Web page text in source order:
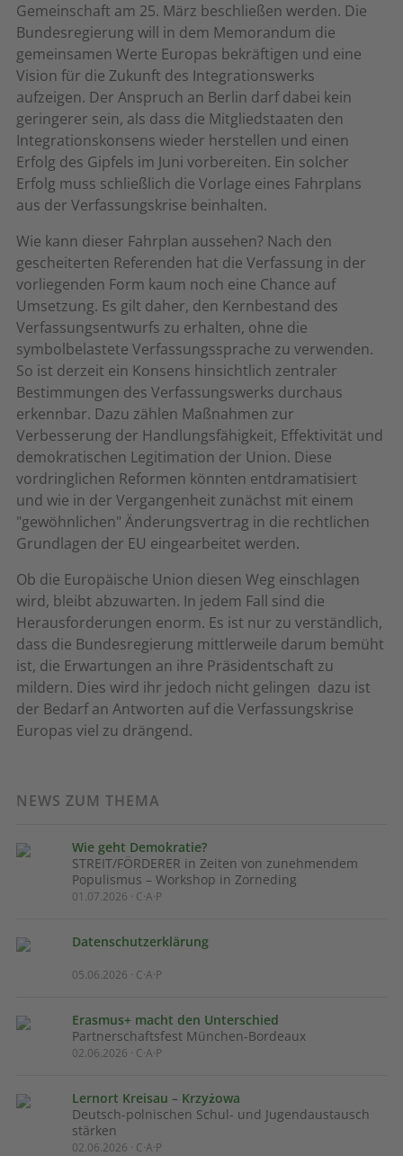
Gemeinschaft am 25. März beschließen werden. Die
Bundesregierung will in dem Memorandum die
gemeinsamen Werte Europas bekräftigen und eine
Vision für die Zukunft des Integrationswerks
aufzeigen. Der Anspruch an Berlin darf dabei kein
geringerer sein, als dass die Mitgliedstaaten den
Integrationskonsens wieder herstellen und einen
Erfolg des Gipfels im Juni vorbereiten. Ein solcher
Erfolg muss schließlich die Vorlage eines Fahrplans
aus der Verfassungskrise beinhalten.
Wie kann dieser Fahrplan aussehen? Nach den
gescheiterten Referenden hat die Verfassung in der
vorliegenden Form kaum noch eine Chance auf
Umsetzung. Es gilt daher, den Kernbestand des
Verfassungsentwurfs zu erhalten, ohne die
symbolbelastete Verfassungssprache zu verwenden.
So ist derzeit ein Konsens hinsichtlich zentraler
Bestimmungen des Verfassungswerks durchaus
erkennbar. Dazu zählen Maßnahmen zur
Verbesserung der Handlungsfähigkeit, Effektivität und
demokratischen Legitimation der Union. Diese
vordringlichen Reformen könnten entdramatisiert
und wie in der Vergangenheit zunächst mit einem
"gewöhnlichen" Änderungsvertrag in die rechtlichen
Grundlagen der EU eingearbeitet werden.
Ob die Europäische Union diesen Weg einschlagen
wird, bleibt abzuwarten. In jedem Fall sind die
Herausforderungen enorm. Es ist nur zu verständlich,
dass die Bundesregierung mittlerweile darum bemüht
ist, die Erwartungen an ihre Präsidentschaft zu
mildern. Dies wird ihr jedoch nicht gelingen  dazu ist
der Bedarf an Antworten auf die Verfassungskrise
Europas viel zu drängend.
NEWS ZUM THEMA
Wie geht Demokratie?
STREIT/FÖRDERER in Zeiten von zunehmendem
Populismus – Workshop in Zorneding
01.07.2026 · C·A·P
Datenschutzerklärung
05.06.2026 · C·A·P
Erasmus+ macht den Unterschied
Partnerschaftsfest München-Bordeaux
02.06.2026 · C·A·P
Lernort Kreisau – Krzyżowa
Deutsch-polnischen Schul- und Jugendaustausch
stärken
02.06.2026 · C·A·P